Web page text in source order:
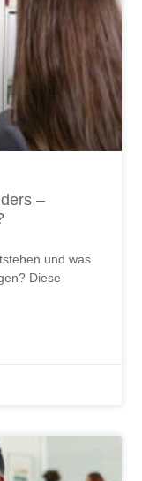
–
und was
Diese